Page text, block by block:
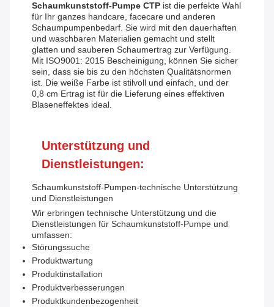
Schaumkunststoff-Pumpe CTP ist die perfekte Wahl
für Ihr ganzes handcare, facecare und anderen
Schaumpumpenbedarf. Sie wird mit den dauerhaften
und waschbaren Materialien gemacht und stellt
glatten und sauberen Schaumertrag zur Verfügung.
Mit ISO9001: 2015 Bescheinigung, können Sie sicher
sein, dass sie bis zu den höchsten Qualitätsnormen
ist. Die weiße Farbe ist stilvoll und einfach, und der
0,8 cm Ertrag ist für die Lieferung eines effektiven
Blaseneffektes ideal.
Unterstützung und
Dienstleistungen:
Schaumkunststoff-Pumpen-technische Unterstützung
und Dienstleistungen
Wir erbringen technische Unterstützung und die
Dienstleistungen für Schaumkunststoff-Pumpe und
umfassen:
Störungssuche
Produktwartung
Produktinstallation
Produktverbesserungen
Produktkundenbezogenheit